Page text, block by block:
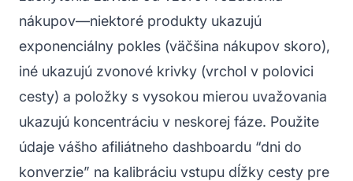
nákupov—niektoré produkty ukazujú
exponenciálny pokles (väčšina nákupov skoro),
iné ukazujú zvonové krivky (vrchol v polovici
cesty) a položky s vysokou mierou uvažovania
ukazujú koncentráciu v neskorej fáze. Použite
údaje vášho afiliátneho dashboardu “dni do
konverzie” na kalibráciu vstupu dĺžky cesty pre